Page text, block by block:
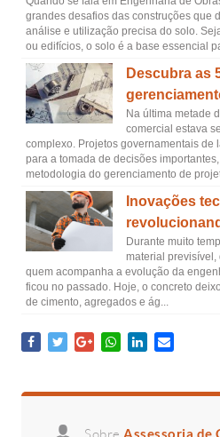
grandes desafios das construções que
análise e utilização precisa do solo.
ou edifícios, o solo é a base essencial
Descubra as
Na última metade
comercial estava
complexo. Projetos governamentais de
para a tomada de decisões
metodologia do gerenciamento de
Inovações
Durante muito
material previsível,
quem acompanha a evolução da
ficou no passado. Hoje, o concreto
de cimento, agregados e ág...
Assessoria de